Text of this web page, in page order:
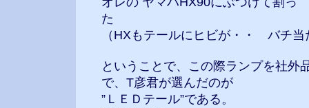
た
（HXもテールにヒビが・・ バチ当
ということで、この際ランプを社外
で、T彦君が選んだのが
”ＬＥＤテール”である。